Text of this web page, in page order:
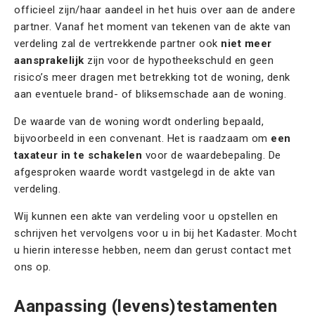
officieel zijn/haar aandeel in het huis over aan de andere
partner. Vanaf het moment van tekenen van de akte van
verdeling zal de vertrekkende partner ook niet meer
aansprakelijk zijn voor de hypotheekschuld en geen
risico’s meer dragen met betrekking tot de woning, denk
aan eventuele brand- of bliksemschade aan de woning.
De waarde van de woning wordt onderling bepaald,
bijvoorbeeld in een convenant. Het is raadzaam om een
taxateur in te schakelen voor de waardebepaling. De
afgesproken waarde wordt vastgelegd in de akte van
verdeling.
Wij kunnen een akte van verdeling voor u opstellen en
schrijven het vervolgens voor u in bij het Kadaster. Mocht
u hierin interesse hebben, neem dan gerust contact met
ons op.
Aanpassing (levens)testamenten